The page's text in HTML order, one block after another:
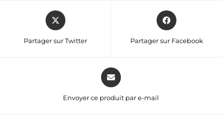
Partager sur Twitter Partager sur Facebook
Envoyer ce produit par e-mail